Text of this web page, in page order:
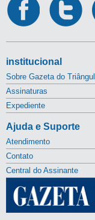
institucional
Sobre Gazeta do
Assinaturas
Expediente
Ajuda e Suporte
Atendimento
Contato
Central do Assinante